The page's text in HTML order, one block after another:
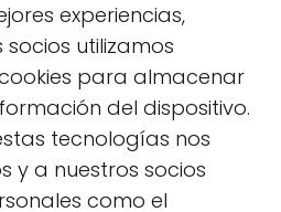
experiencias,
utilizamos
para almacenar
del dispositivo.
tecnologías nos
y a nuestros socios
como el
sérums que
comoácido
de plantas, que son
piel acneica.
las etiquetas y buscar
específicamente que